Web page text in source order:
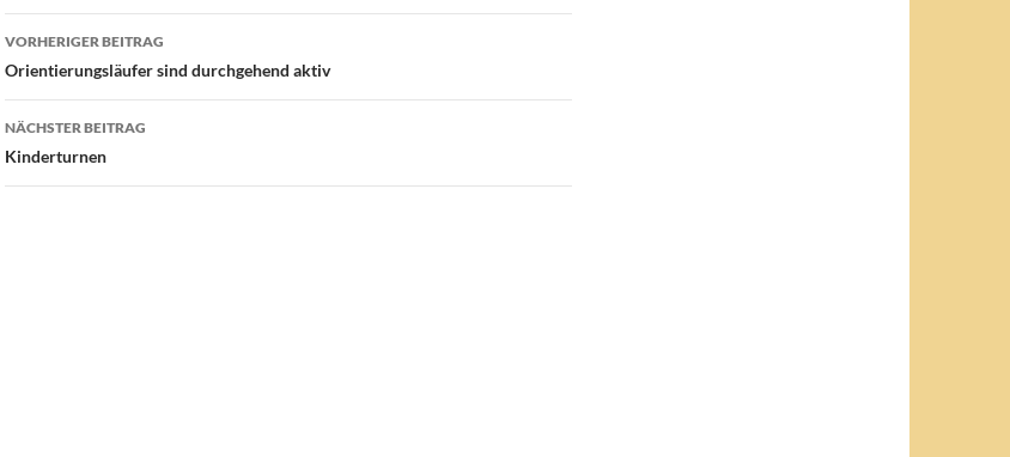
Beitragsnavigation
VORHERIGER BEITRAG
Orientierungsläufer sind durchgehend aktiv
NÄCHSTER BEITRAG
Kinderturnen